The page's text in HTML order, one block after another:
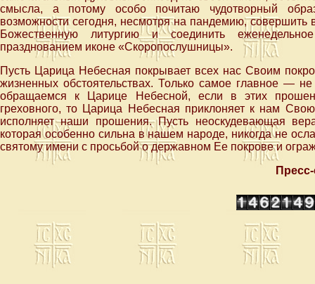
смысла, а потому особо почитаю чудотворный
возможности сегодня, несмотря на пандемию, совершить
Божественную литургию и соединить
празднованием иконе «Скоропослушницы».
Пусть Царица Небесная покрывает всех нас Своим
жизненных обстоятельствах. Только самое главное —
обращаемся к Царице Небесной, если в этих
греховного, то Царица Небесная приклоняет к нам
исполняет наши прошения. Пусть неоскудевающая
которая особенно сильна в нашем народе, никогда не
святому имени с просьбой о державном Ее покрове и